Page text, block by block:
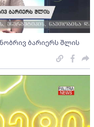
ბარიერს შლის